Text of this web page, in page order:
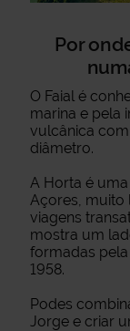
Por
O Faial é
marina e pela
vulcânica
diâmetro.
A Horta é
Açores, muito
viagens
mostra um
formadas
1958.
Podes
Jorge e criar